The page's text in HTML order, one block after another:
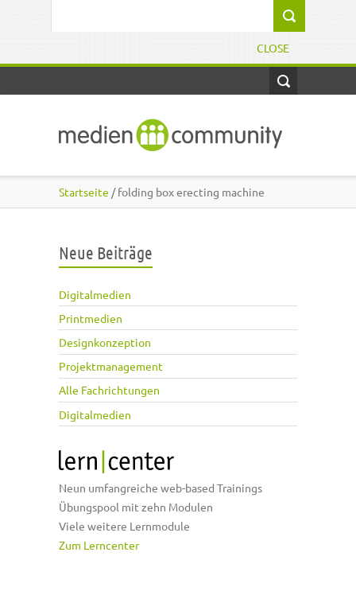
CLOSE
Startseite / folding box erecting machine
Neue Beiträge
Digitalmedien
Printmedien
Designkonzeption
Projektmanagement
Alle Fachrichtungen
Digitalmedien
Neun umfangreiche web-based Trainings
Übungspool mit zehn Modulen
Viele weitere Lernmodule
Zum Lerncenter